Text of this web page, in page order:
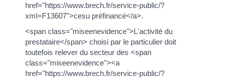
href="https://www.brech.fr/service-public/?
xml=F13607">cesu préfinancé</a>.
<span class="miseenevidence">L'activité du
prestataire</span> choisi par le particulier doit
toutefois relever du secteur des <span
class="miseenevidence"><a
href="https://www.brech.fr/service-public/?